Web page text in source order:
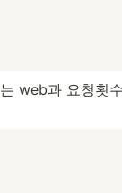
web과 요청횟